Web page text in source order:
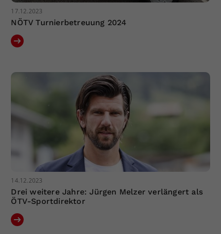
17.12.2023
NÖTV Turnierbetreuung 2024
14.12.2023
Drei weitere Jahre: Jürgen Melzer verlängert als
ÖTV-Sportdirektor